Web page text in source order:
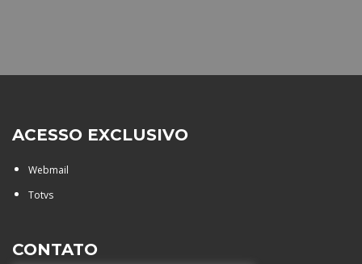
ACESSO EXCLUSIVO
Webmail
Totvs
CONTATO